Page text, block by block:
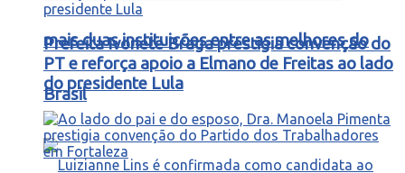
mais duas instituições entre as melhores do
Brasil
Prefeita Ivonete Braga prestigia convenção do
PT e reforça apoio a Elmano de Freitas ao lado
do presidente Lula